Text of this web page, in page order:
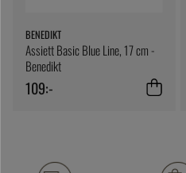
BENEDIKT
Assiett Basic Blue Line, 17 cm -
Benedikt
109:-